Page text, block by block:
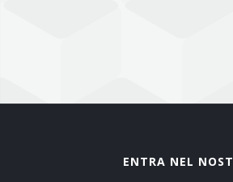
ENTRA NEL